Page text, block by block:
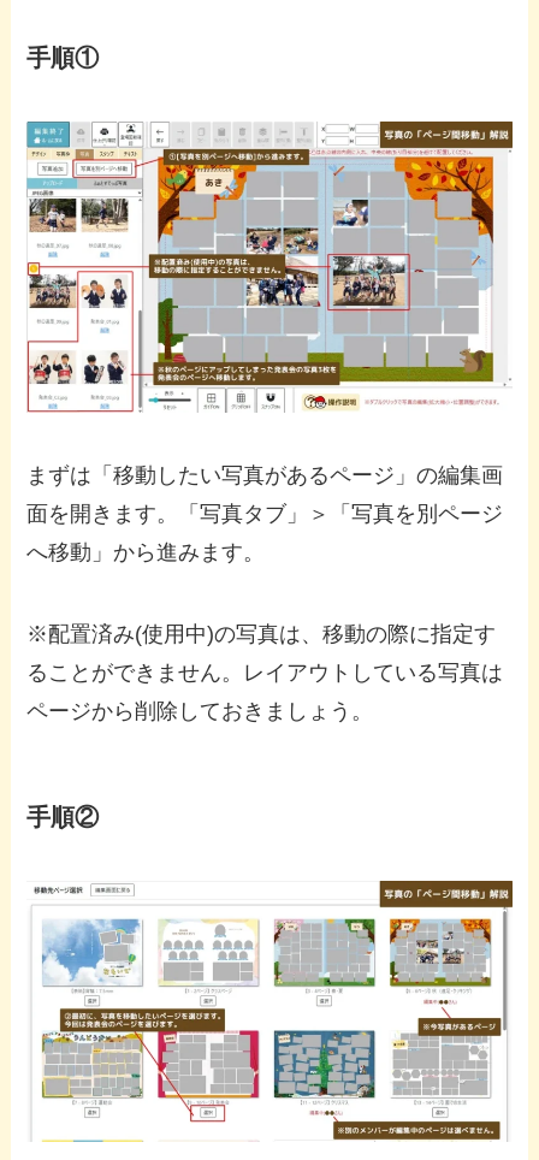
手順①
まずは「移動したい写真があるページ」の編集画
面を開きます。「写真タブ」＞「写真を別ページ
へ移動」から進みます。
※配置済み(使用中)の写真は、移動の際に指定す
ることができません。レイアウトしている写真は
ページから削除しておきましょう。
手順②